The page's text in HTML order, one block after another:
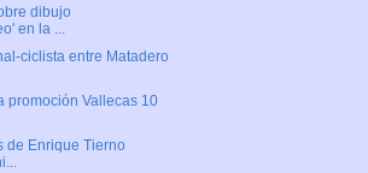
dibujo
en la ...
ciclista entre Matadero
promoción Vallecas 10
de Enrique Tierno